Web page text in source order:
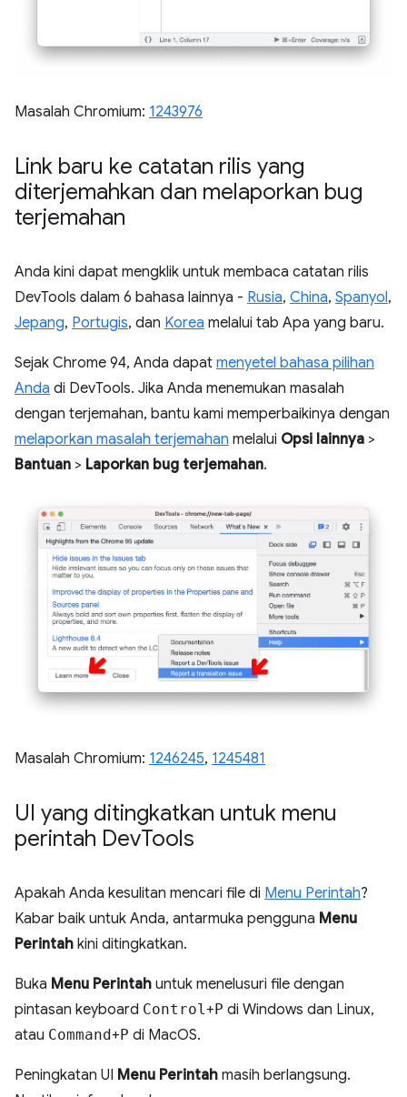
Masalah Chromium: 1243976
Link baru ke catatan rilis yang
diterjemahkan dan melaporkan bug
terjemahan
Anda kini dapat mengklik untuk membaca catatan rilis
DevTools dalam 6 bahasa lainnya - Rusia, China, Spanyol,
Jepang, Portugis, dan Korea melalui tab Apa yang baru.
Sejak Chrome 94, Anda dapat menyetel bahasa pilihan
Anda di DevTools. Jika Anda menemukan masalah
dengan terjemahan, bantu kami memperbaikinya dengan
melaporkan masalah terjemahan melalui Opsi lainnya >
Bantuan > Laporkan bug terjemahan.
Masalah Chromium: 1246245, 1245481
UI yang ditingkatkan untuk menu
perintah DevTools
Apakah Anda kesulitan mencari file di Menu Perintah?
Kabar baik untuk Anda, antarmuka pengguna Menu
Perintah kini ditingkatkan.
Buka Menu Perintah untuk menelusuri file dengan
pintasan keyboard Control +P di Windows dan Linux,
atau Command+P di MacOS.
Peningkatan UI Menu Perintah masih berlangsung.